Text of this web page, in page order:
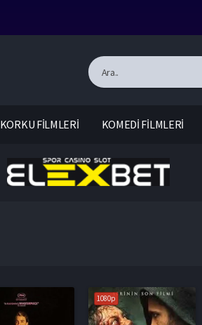
KORKU FİLMLERİ KOMEDİ FİLMLERİ
1080p